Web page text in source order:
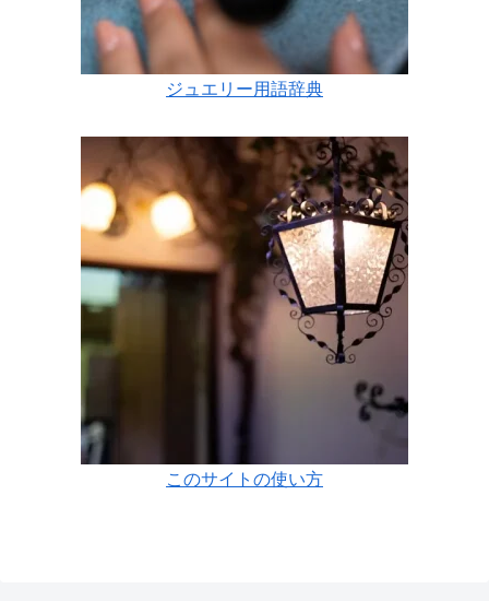
ジュエリー用語辞典
このサイトの使い方